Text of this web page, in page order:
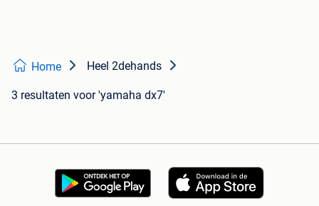
Home Heel 2dehands
3 resultaten voor 'yamaha dx7'